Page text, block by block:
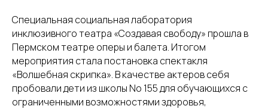
Специальная социальная лаборатория
инклюзивного театра «Создавая свободу» прошла в
Пермском театре оперы и балета. Итогом
мероприятия стала постановка спектакля
«Волшебная скрипка». В качестве актеров себя
пробовали дети из школы No 155 для обучающихся с
ограниченными возможностями здоровья,